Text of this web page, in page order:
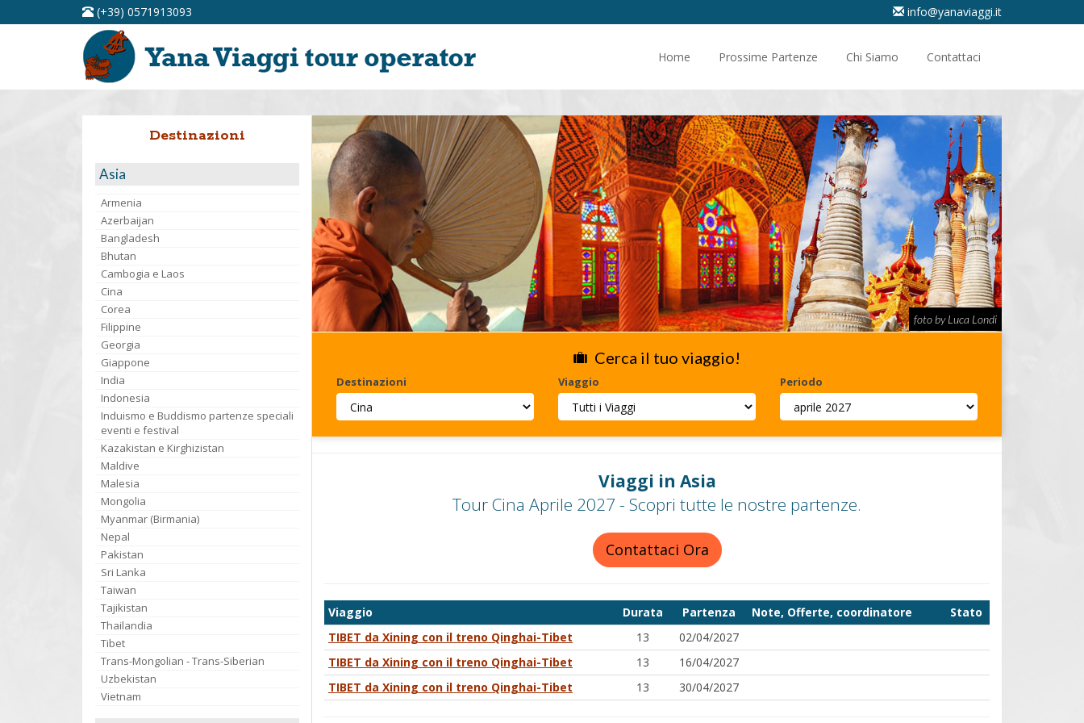
(+39) 0571913093 info@yanaviaggi.it
Home Prossime Partenze Chi Siamo Contattaci
Destinazioni
Asia
Armenia
Azerbaijan
Bangladesh
Bhutan
Cambogia e Laos
Cina
Corea
Filippine
Georgia
Giappone
India
Indonesia
Induismo e Buddismo partenze speciali
eventi e festival
Kazakistan e Kirghizistan
Maldive
Malesia
Mongolia
Myanmar (Birmania)
Nepal
Pakistan
Sri Lanka
Taiwan
Tajikistan
Thailandia
Tibet
Trans-Mongolian - Trans-Siberian
Uzbekistan
Vietnam
foto by Luca Londi
Cerca il tuo viaggio!
Destinazioni Viaggio Periodo
Viaggi in Asia
Tour Cina Aprile 2027 - Scopri tutte le nostre partenze.
Contattaci Ora
Viaggio Durata Partenza Note, Offerte, coordinatore
Stato
TIBET da Xining con il treno Qinghai-Tibet
13
02/04/2027
TIBET da Xining con il treno Qinghai-Tibet
13
16/04/2027
TIBET da Xining con il treno Qinghai-Tibet
13 30/04/2027